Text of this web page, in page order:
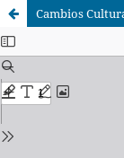
Cambios